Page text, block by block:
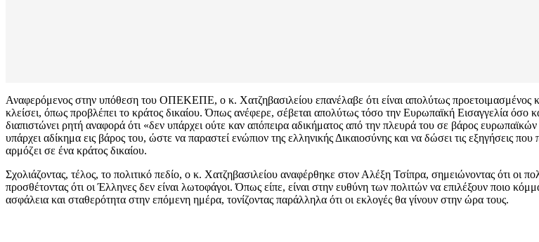
Αναφερόμενος στην υπόθεση του ΟΠΕΚΕΠΕ, ο κ. Χατζηβασιλείου επανέλαβε ότι είναι απολύτως προετοιμασμένος
κλείσει, όπως προβλέπει το κράτος δικαίου. Όπως ανέφερε, σέβεται απολύτως τόσο την Ευρωπαϊκή Εισαγγελία όσο
διαπιστώνει ρητή αναφορά ότι «δεν υπάρχει ούτε καν απόπειρα αδικήματος από την πλευρά του σε βάρος
υπάρχει αδίκημα εις βάρος του, ώστε να παραστεί ενώπιον της ελληνικής Δικαιοσύνης και να δώσει τις εξηγήσεις
αρμόζει σε ένα κράτος δικαίου.
Σχολιάζοντας, τέλος, το πολιτικό πεδίο, ο κ. Χατζηβασιλείου αναφέρθηκε στον Αλέξη Τσίπρα, σημειώνοντας ότι οι
προσθέτοντας ότι οι Έλληνες δεν είναι λωτοφάγοι. Όπως είπε, είναι στην ευθύνη των πολιτών να επιλέξουν ποιο
ασφάλεια και σταθερότητα στην επόμενη ημέρα, τονίζοντας παράλληλα ότι οι εκλογές θα γίνουν στην ώρα τους.